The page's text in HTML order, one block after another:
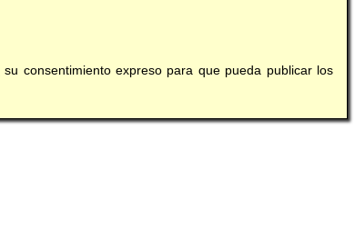
su consentimiento expreso para que pueda publicar los